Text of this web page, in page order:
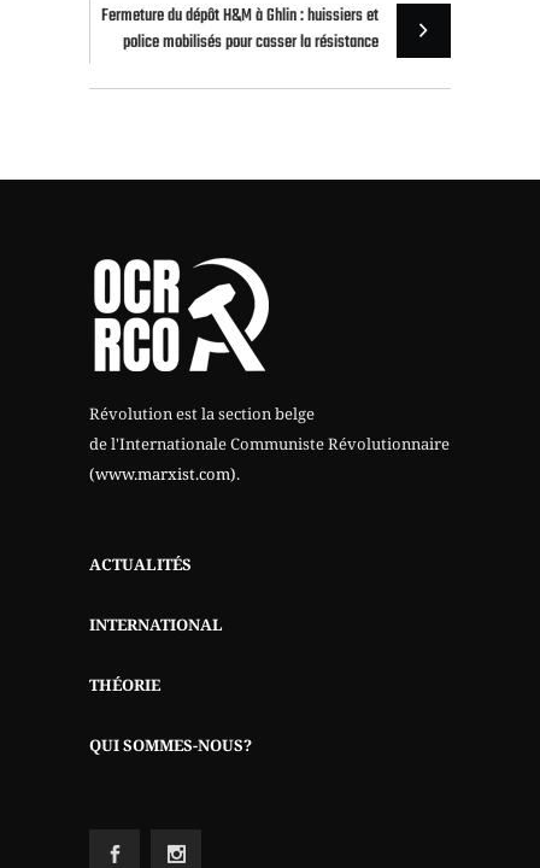
Fermeture du dépôt H&M à Ghlin : huissiers et
police mobilisés pour casser la résistance
Révolution est la section belge
de l'Internationale Communiste Révolutionnaire
(www.marxist.com).
ACTUALITÉS
INTERNATIONAL
THÉORIE
QUI SOMMES-NOUS?